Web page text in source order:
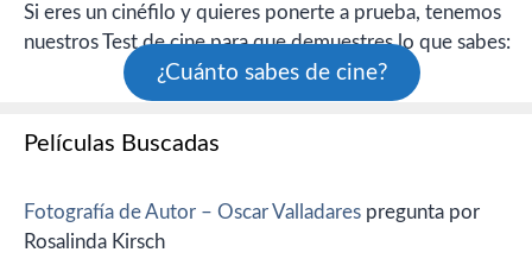
Si eres un cinéfilo y quieres ponerte a prueba, tenemos
nuestros Test de cine para que demuestres lo que sabes:
¿Cuánto sabes de cine?
Películas Buscadas
Fotografía de Autor – Oscar Valladares pregunta por
Rosalinda Kirsch